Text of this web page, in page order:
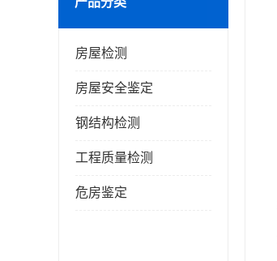
房屋检测
房屋安全鉴定
钢结构检测
工程质量检测
危房鉴定